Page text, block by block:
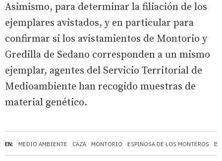
EN: MEDIO AMBIENTE CAZA MONTORIO ESPINOSA DE LOS MONTEROS
Asimismo, para determinar la filiación de los
ejemplares avistados, y en particular para
confirmar si los avistamientos de Montorio y
Gredilla de Sedano corresponden a un mismo
ejemplar, agentes del Servicio Territorial de
Medioambiente han recogido muestras de
material genético.